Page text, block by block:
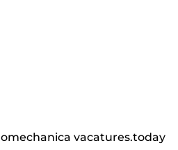
vacatures.today